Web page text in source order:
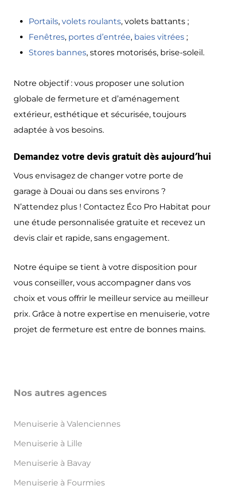
Portails, volets roulants, volets battants ;
Fenêtres, portes d’entrée, baies vitrées;
Stores bannes, stores motorisés, brise-soleil.
Notre objectif : vous proposer une solution
globale de fermeture et d’aménagement
extérieur, esthétique et sécurisée, toujours
adaptée à vos besoins.
Demandez votre devis gratuit dès aujourd’hui
Vous envisagez de changer votre porte de
garage à Douai ou dans ses environs ?
N’attendez plus ! Contactez Éco Pro Habitat pour
une étude personnalisée gratuite et recevez un
devis clair et rapide, sans engagement.
Notre équipe se tient à votre disposition pour
vous conseiller, vous accompagner dans vos
choix et vous offrir le meilleur service au meilleur
prix. Grâce à notre expertise en menuiserie, votre
projet de fermeture est entre de bonnes mains.
Nos autres agences
Menuiserie à Valenciennes
Menuiserie à Lille
Menuiserie à Bavay
Menuiserie à Fourmies